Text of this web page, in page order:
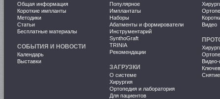
Общая информация
Короткие импланты
Методики
Статьи
Бесплатные материалы
СОБЫТИЯ И НОВОСТИ
Календарь
Выставки
Популярное
Имплантаты
Наборы
Абатменты и формирователи
Инструментарий
SynthoGraft
TRINIA
Рекомендации
ЗАГРУЗКИ
О системе
Хирургия
Ортопедия и лаборатория
Для пациентов
Видео
Видео-